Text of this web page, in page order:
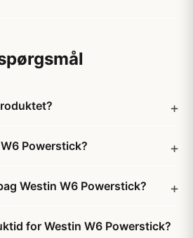
Powerstick?
Westin W6 Powerstick?
for Westin W6 Powerstick?